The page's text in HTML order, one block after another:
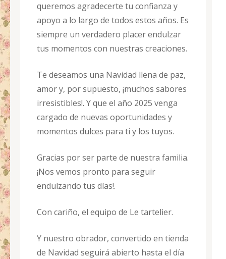
queremos agradecerte tu confianza y
apoyo a lo largo de todos estos años. Es
siempre un verdadero placer endulzar
tus momentos con nuestras creaciones.
Te deseamos una Navidad llena de paz,
amor y, por supuesto, ¡muchos sabores
irresistibles!. Y que el año 2025 venga
cargado de nuevas oportunidades y
momentos dulces para ti y los tuyos.
Gracias por ser parte de nuestra familia.
¡Nos vemos pronto para seguir
endulzando tus días!.
Con cariño, el equipo de Le tartelier.
Y nuestro obrador, convertido en tienda
de Navidad seguirá abierto hasta el día